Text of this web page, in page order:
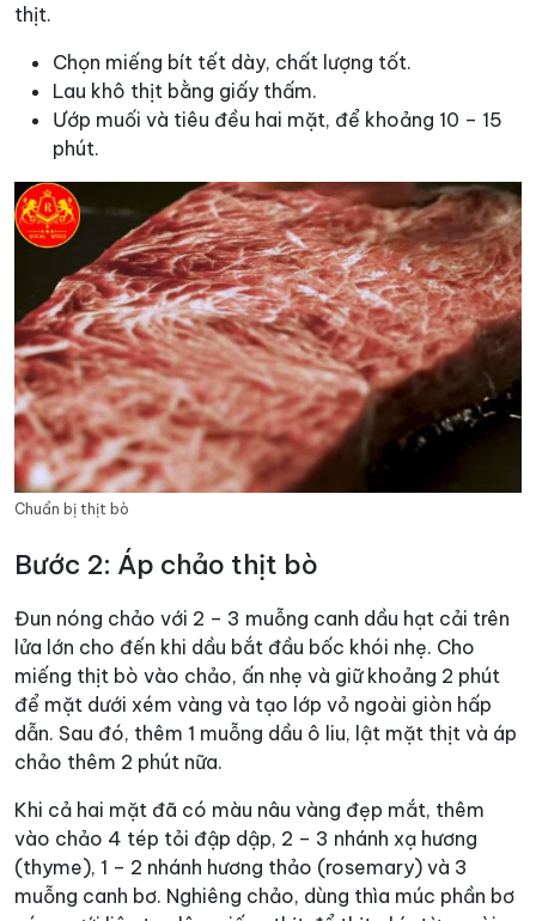
thịt.
Chọn miếng bít tết dày, chất lượng tốt.
Lau khô thịt bằng giấy thấm.
Ướp muối và tiêu đều hai mặt, để khoảng 10 – 15
phút.
Chuẩn bị thịt bò
Bước 2: Áp chảo thịt bò
Đun nóng chảo với 2 – 3 muỗng canh dầu hạt cải trên
lửa lớn cho đến khi dầu bắt đầu bốc khói nhẹ. Cho
miếng thịt bò vào chảo, ấn nhẹ và giữ khoảng 2 phút
để mặt dưới xém vàng và tạo lớp vỏ ngoài giòn hấp
dẫn. Sau đó, thêm 1 muỗng dầu ô liu, lật mặt thịt và áp
chảo thêm 2 phút nữa.
Khi cả hai mặt đã có màu nâu vàng đẹp mắt, thêm
vào chảo 4 tép tỏi đập dập, 2 – 3 nhánh xạ hương
(thyme), 1 – 2 nhánh hương thảo (rosemary) và 3
muỗng canh bơ. Nghiêng chảo, dùng thìa múc phần bơ